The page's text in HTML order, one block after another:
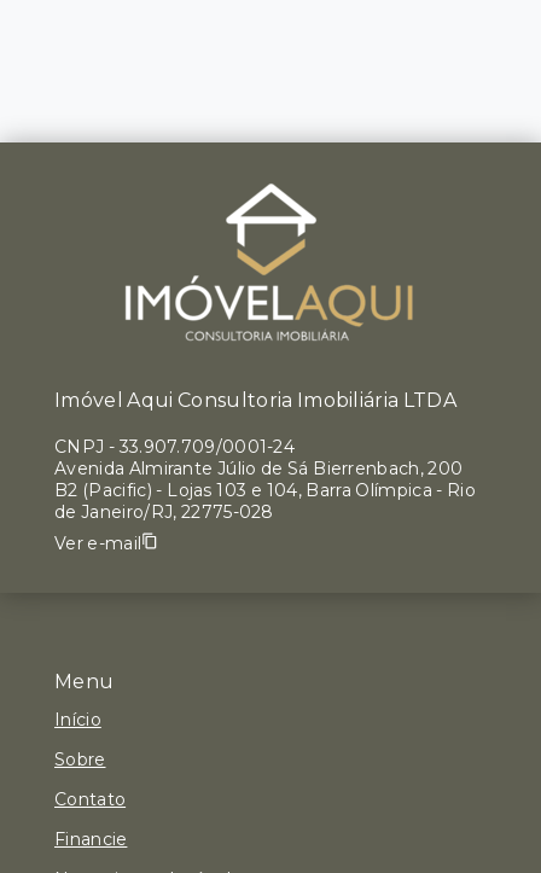
Menu
Início
Sobre
Contato
Financie
Imóvel Aqui Consultoria Imobiliária LTDA
CNPJ - 33.907.709/0001-24
Avenida Almirante Júlio de Sá Bierrenbach, 200
B2 (Pacific) - Lojas 103 e 104, Barra Olímpica - Rio
de Janeiro/RJ, 22775-028
Ver e-mail